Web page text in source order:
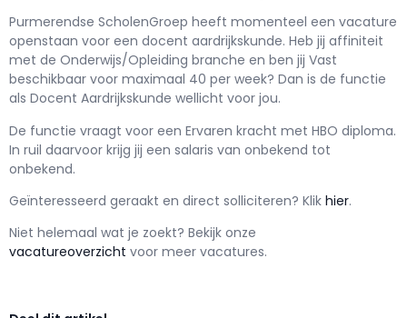
Purmerendse ScholenGroep heeft momenteel een vacature
openstaan voor een docent aardrijkskunde. Heb jij affiniteit
met de Onderwijs/Opleiding branche en ben jij Vast
beschikbaar voor maximaal 40 per week? Dan is de functie
als Docent Aardrijkskunde wellicht voor jou.
De functie vraagt voor een Ervaren kracht met HBO diploma.
In ruil daarvoor krijg jij een salaris van onbekend tot
onbekend.
Geïnteresseerd geraakt en direct solliciteren? Klik hier.
Niet helemaal wat je zoekt? Bekijk onze
vacatureoverzicht voor meer vacatures.